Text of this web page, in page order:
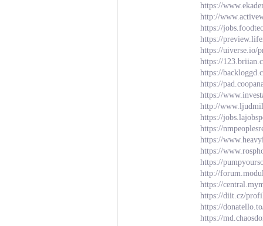
https://
http://
https://
https://
https://uiverse.io/
https://
https://
https://
https://
http://
https://
https://
https://
https://
https://
http://
https://
https://diit.cz/
https://
https://